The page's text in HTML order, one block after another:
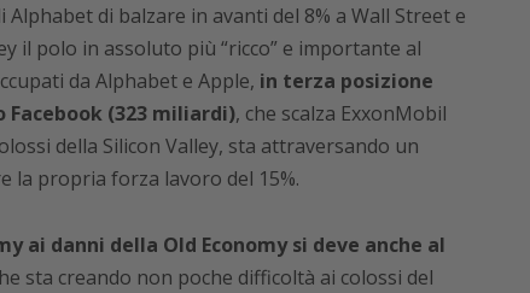
di balzare in avanti del 8% a Wall Street e
il polo in assoluto più “ricco” e importante al
da Alphabet e Apple, in terza posizione
(323 miliardi), che scalza ExxonMobil
della Silicon Valley, sta attraversando un
la propria forza lavoro del 15%.
ai danni della Old Economy si deve anche al
sta creando non poche difficoltà ai colossi del